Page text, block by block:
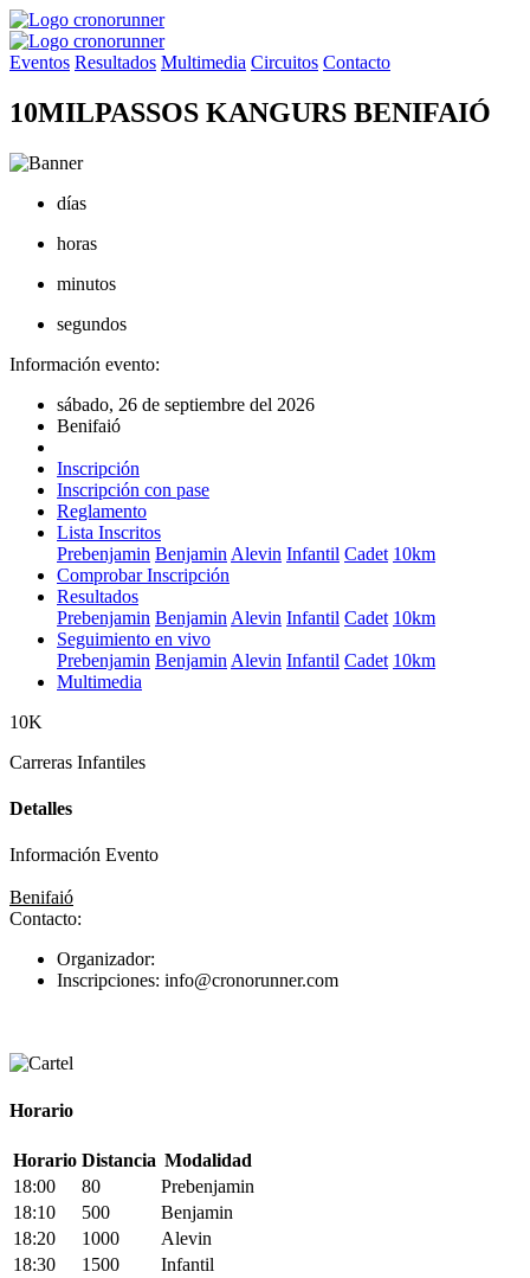
Eventos Resultados Multimedia Circuitos Contacto
10MILPASSOS KANGURS BENIFAIÓ
días
horas
minutos
segundos
Información evento:
sábado, 26 de septiembre del 2026
Benifaió
Inscripción
Inscripción con pase
Reglamento
Lista Inscritos
Prebenjamin Benjamin Alevin Infantil Cadet 10km
Comprobar Inscripción
Resultados
Prebenjamin Benjamin Alevin Infantil Cadet 10km
Seguimiento en vivo
Prebenjamin Benjamin Alevin Infantil Cadet 10km
Multimedia
10K
Carreras Infantiles
Detalles
Información Evento
Benifaió
Contacto:
Organizador:
Inscripciones: info@cronorunner.com
Horario
Horario Distancia Modalidad
18:00
80
Prebenjamin
18:10
500
Benjamin
18:20
1000
Alevin
18:30
1500
Infantil